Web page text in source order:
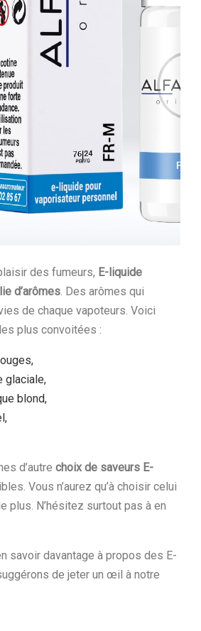
des fumeurs, E-liquide
d’arômes . Des arômes qui
de chaque vapoteurs. Voici
plus convoitées :
glaciale,
blond,
d’autre choix de saveurs E-
Vous n’aurez qu’à choisir celui
plus. N’hésitez surtout pas à en
savoir davantage à propos des E-
de jeter un œil à notre